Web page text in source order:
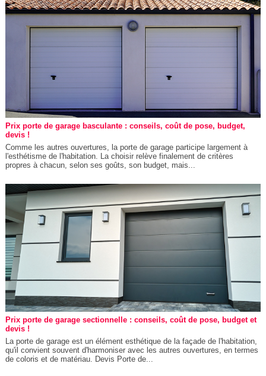
Prix porte de garage basculante : conseils, coût de pose, budget,
devis !
Comme les autres ouvertures, la porte de garage participe largement à
l'esthétisme de l'habitation. La choisir relève finalement de critères
propres à chacun, selon ses goûts, son budget, mais...
Prix porte de garage sectionnelle : conseils, coût de pose, budget et
devis !
La porte de garage est un élément esthétique de la façade de l'habitation,
qu'il convient souvent d'harmoniser avec les autres ouvertures, en termes
de coloris et de matériau. Devis Porte de...